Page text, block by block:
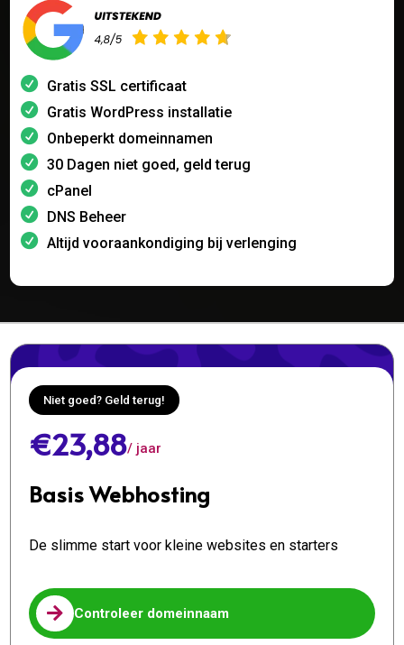
Gratis SSL certificaat
Gratis WordPress installatie
Onbeperkt domeinnamen
30 Dagen niet goed, geld terug
cPanel
DNS Beheer
Altijd vooraankondiging bij verlenging
Niet goed? Geld terug!
€23,88/ jaar
Basis Webhosting
De slimme start voor kleine websites en starters
 Controleer domeinnaam